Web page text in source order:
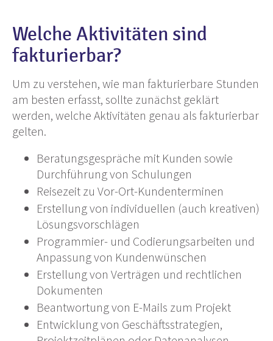
Welche Aktivitäten sind
fakturierbar?
Um zu verstehen, wie man fakturierbare Stunden
am besten erfasst, sollte zunächst geklärt
werden, welche Aktivitäten genau als fakturierbar
gelten.
Beratungsgespräche mit Kunden sowie
Durchführung von Schulungen
Reisezeit zu Vor-Ort-Kundenterminen
Erstellung von individuellen (auch kreativen)
Lösungsvorschlägen
Programmier- und Codierungsarbeiten und
Anpassung von Kundenwünschen
Erstellung von Verträgen und rechtlichen
Dokumenten
Beantwortung von E-Mails zum Projekt
Entwicklung von Geschäftsstrategien,